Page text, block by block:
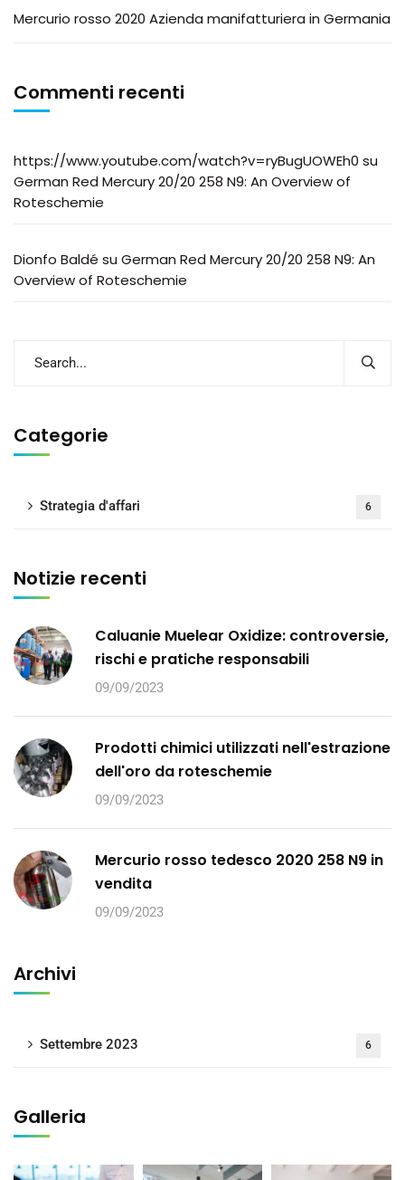
Mercurio rosso 2020 Azienda manifatturiera in Germania
Commenti recenti
https://www.youtube.com/watch?v=ryBugUOWEh0 su
German Red Mercury 20/20 258 N9: An Overview of
Roteschemie
Dionfo Baldé su German Red Mercury 20/20 258 N9: An
Overview of Roteschemie
Categorie
Strategia d'affari 6
Notizie recenti
Caluanie Muelear Oxidize: controversie,
rischi e pratiche responsabili
09/09/2023
Prodotti chimici utilizzati nell'estrazione
dell'oro da roteschemie
09/09/2023
Mercurio rosso tedesco 2020 258 N9 in
vendita
09/09/2023
Archivi
Settembre 2023 6
Galleria